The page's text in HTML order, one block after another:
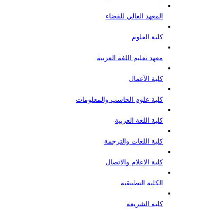
المعهد العالي للقضاء
كلية العلوم
معهد تعليم اللغة العربية
كلية الأعمال
كلية علوم الحاسب والمعلومات
كلية اللغة العربية
كلية اللغات والترجمة
كلية الإعلام والاتصال
الكلية التطبيقية
كلية الشريعة